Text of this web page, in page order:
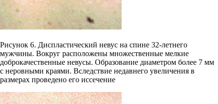
Рисунок 6. Диспластический невус на спине 32-летнего
мужчины. Вокруг расположены множественные мелкие
доброкачественные невусы. Образование диаметром более 7 мм
с неровными краями. Вследствие недавнего увеличения в
размерах проведено его иссечение